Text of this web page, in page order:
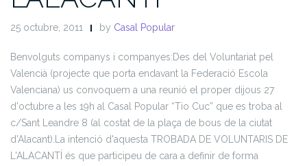
25 octubre, 2011 by Casal Popular
Benvolguts companys i companyes:Des del Voluntariat pel
Valencià (projecte que porta endavant la Federació Escola
Valenciana) us convoquem a una reunió el proper dijous 27
d'octubre a les 19h al Casal Popular “Tio Cuc” que es troba al
c/Sant Leandre 8 (al costat de la plaça de bous de la ciutat
d'Alacant).
La intenció d'aquesta TROBADA DE VOLUNTARIS DE
L'ALACANTÍ és que participeu de cara a definir de forma